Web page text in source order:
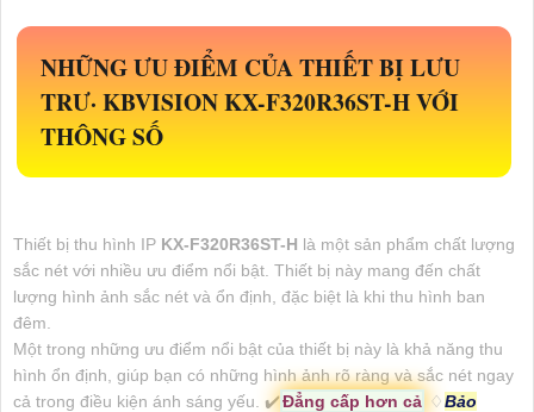
NHỮNG ƯU ĐIỂM CỦA THIẾT BỊ LƯU
TRƯ· KBVISIONKX-F320R36ST-HVỚI
THÔNG SỐ
Thiết bị thu hình IP KX-F320R36ST-H là một sản phẩm chất lượng
sắc nét với nhiều ưu điểm nổi bật. Thiết bị này mang đến chất
lượng hình ảnh sắc nét và ổn định, đặc biệt là khi thu hình ban
đêm.
Một trong những ưu điểm nổi bật của thiết bị này là khả năng thu
hình ổn định, giúp bạn có những hình ảnh rõ ràng và sắc nét ngay
cả trong điều kiện ánh sáng yếu. ✔️Đẳng cấp hơn cả ♢Bảo